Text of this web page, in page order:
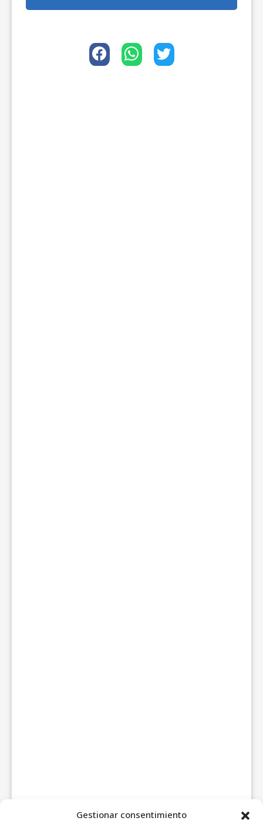
Gestionar consentimiento